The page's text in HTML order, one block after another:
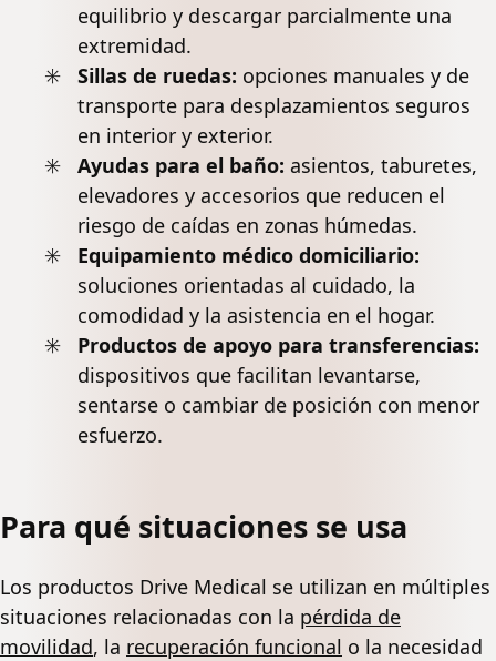
equilibrio y descargar parcialmente una
extremidad.
Sillas de ruedas: opciones manuales y de
transporte para desplazamientos seguros
en interior y exterior.
Ayudas para el baño: asientos, taburetes,
elevadores y accesorios que reducen el
riesgo de caídas en zonas húmedas.
Equipamiento médico domiciliario:
soluciones orientadas al cuidado, la
comodidad y la asistencia en el hogar.
Productos de apoyo para transferencias:
dispositivos que facilitan levantarse,
sentarse o cambiar de posición con menor
esfuerzo.
Para qué situaciones se usa
Los productos Drive Medical se utilizan en múltiples
situaciones relacionadas con la pérdida de
movilidad, la recuperación funcional o la necesidad